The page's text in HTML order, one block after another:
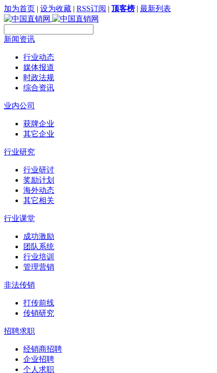
加为首页 | 设为收藏 | RSS订阅 | 顶客榜 | 最新列表
新闻资讯
行业动态
媒体报道
时政法规
综合资讯
业内公司
获牌企业
其它企业
行业研究
行业研讨
奖励计划
海外动态
其它相关
行业课堂
成功激励
团队系统
行业培训
管理营销
非法传销
打传前线
传销研究
招聘求职
经销商招聘
企业招聘
个人求职